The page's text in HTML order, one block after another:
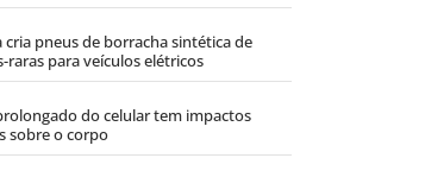
cria pneus de borracha sintética de
raras para veículos elétricos
do celular tem impactos
sobre o corpo